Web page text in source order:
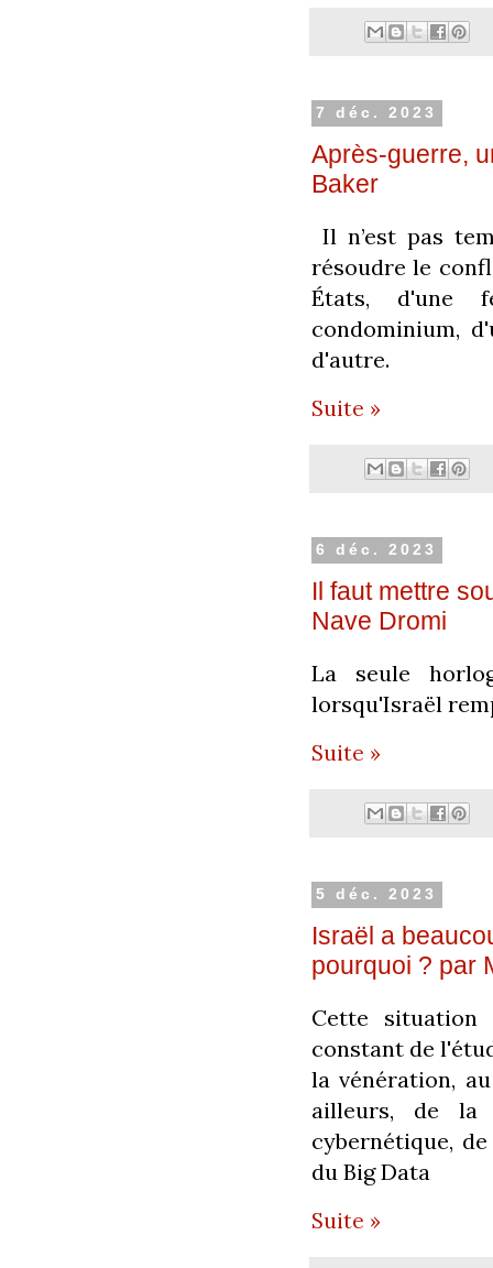
7 déc. 2023
Après-guerre,
Baker
Il n’est pas
résoudre le
États, d'une
condominium,
d'autre.
Suite »
6 déc. 2023
Il faut mettre
Nave Dromi
La seule
lorsqu'Israël
Suite »
5 déc. 2023
Israël a
pourquoi ? par
Cette
constant de
la vénération,
ailleurs, de
cybernétique,
du Big Data
Suite »